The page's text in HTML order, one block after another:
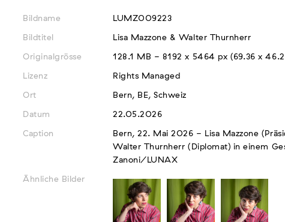
Bildname LUMZ009223
Bildtitel Lisa Mazzone & Walter Thurnherr
Originalgrösse 128.1 MB - 8192 x 5464 px (69.36 x
Lizenz Rights Managed
Ort Bern, BE, Schweiz
Datum 22.05.2026
Caption
Bern, 22. Mai 2026 - Lisa Mazzone
Walter Thurnherr (Diplomat) in einem
Zanoni/LUNAX
Ähnliche Bilder